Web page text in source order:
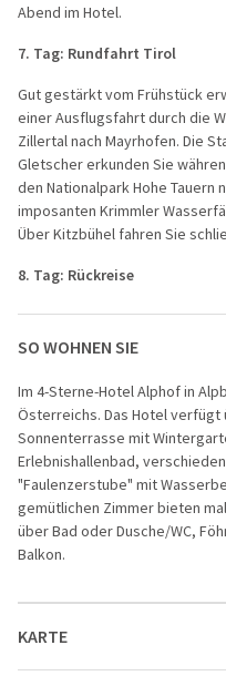
Abend im Hotel.
7. Tag: Rundfahrt Tirol
Gut gestärkt vom Frühstück
einer Ausflugsfahrt durch die
Zillertal nach Mayrhofen. Die
Gletscher erkunden Sie
den Nationalpark Hohe Tauern
imposanten Krimmler
Über Kitzbühel fahren Sie
8. Tag: Rückreise
SO WOHNEN SIE
Im 4-Sterne-Hotel Alphof in
Österreichs. Das Hotel verfügt
Sonnenterrasse mit
Erlebnishallenbad,
"Faulenzerstube" mit
gemütlichen Zimmer bieten
über Bad oder Dusche/WC,
Balkon.
KARTE